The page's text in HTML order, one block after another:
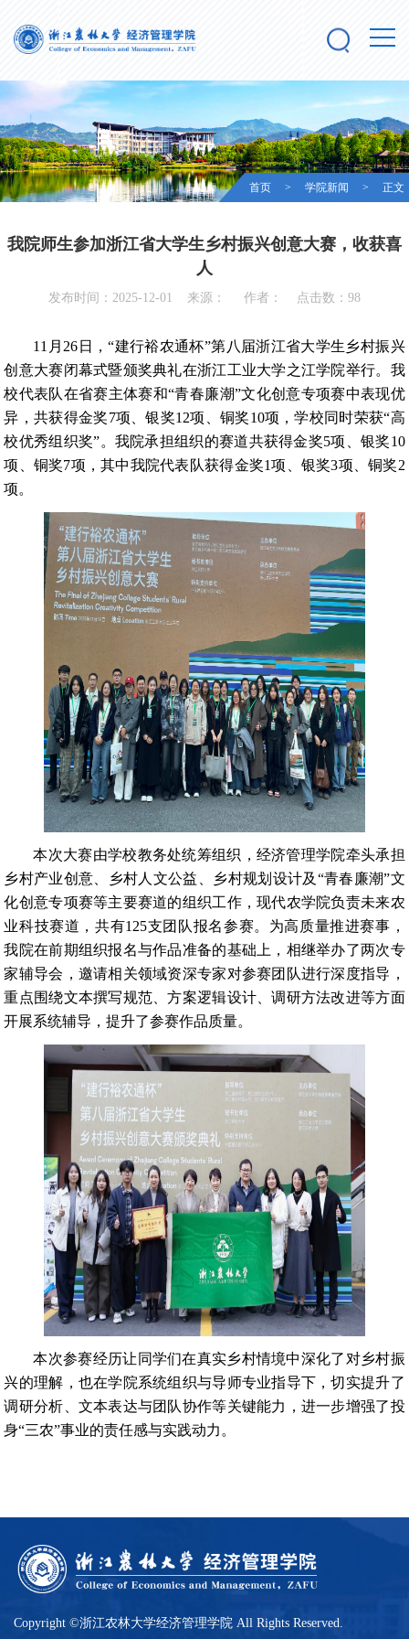
首页 > 学院新闻 > 正文
我院师生参加浙江省大学生乡村振兴创意大赛，收获喜
人
发布时间：2025-12-01 来源： 作者： 点击数： 98
11月26日，“建行裕农通杯”第八届浙江省大学生乡村振兴
创意大赛闭幕式暨颁奖典礼在浙江工业大学之江学院举行。我
校代表队在省赛主体赛和“青春廉潮”文化创意专项赛中表现优
异，共获得金奖7项、银奖12项、铜奖10项，学校同时荣获“高
校优秀组织奖”。我院承担组织的赛道共获得金奖5项、银奖10
项、铜奖7项，其中我院代表队获得金奖1项、银奖3项、铜奖2
项。
本次大赛由学校教务处统筹组织，经济管理学院牵头承担
乡村产业创意、乡村人文公益、乡村规划设计及“青春廉潮”文
化创意专项赛等主要赛道的组织工作，现代农学院负责未来农
业科技赛道，共有125支团队报名参赛。为高质量推进赛事，
我院在前期组织报名与作品准备的基础上，相继举办了两次专
家辅导会，邀请相关领域资深专家对参赛团队进行深度指导，
重点围绕文本撰写规范、方案逻辑设计、调研方法改进等方面
开展系统辅导，提升了参赛作品质量。
本次参赛经历让同学们在真实乡村情境中深化了对乡村振
兴的理解，也在学院系统组织与导师专业指导下，切实提升了
调研分析、文本表达与团队协作等关键能力，进一步增强了投
身“三农”事业的责任感与实践动力。
Copyright ©浙江农林大学经济管理学院 All Rights Reserved.